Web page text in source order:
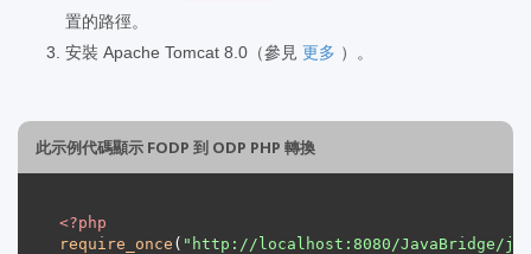
置的路徑。
安裝 Apache Tomcat 8.0（參見 更多 ）。
此示例代碼顯示 FODP 到 ODP PHP 轉換
<?php
require_once ( "http://localhost:8080/JavaBridge/